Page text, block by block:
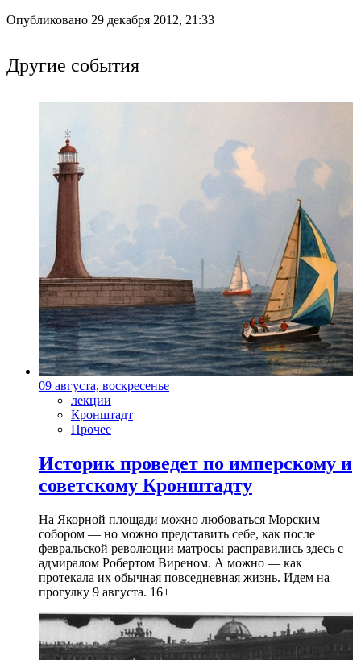
Опубликовано 29 декабря 2012, 21:33
Другие события
09 августа, воскресенье
лекции
Кронштадт
Прочее
Историк проведет по имперскому и
советскому Кронштадту
На Якорной площади можно любоваться Морским
собором — но можно представить себе, как после
февральской революции матросы расправились здесь с
адмиралом Робертом Виреном. А можно — как
протекала их обычная повседневная жизнь. Идем на
прогулку 9 августа. 16+